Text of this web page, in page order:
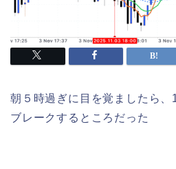
朝５時過ぎに目を覚ましたら
ブレークするところだった